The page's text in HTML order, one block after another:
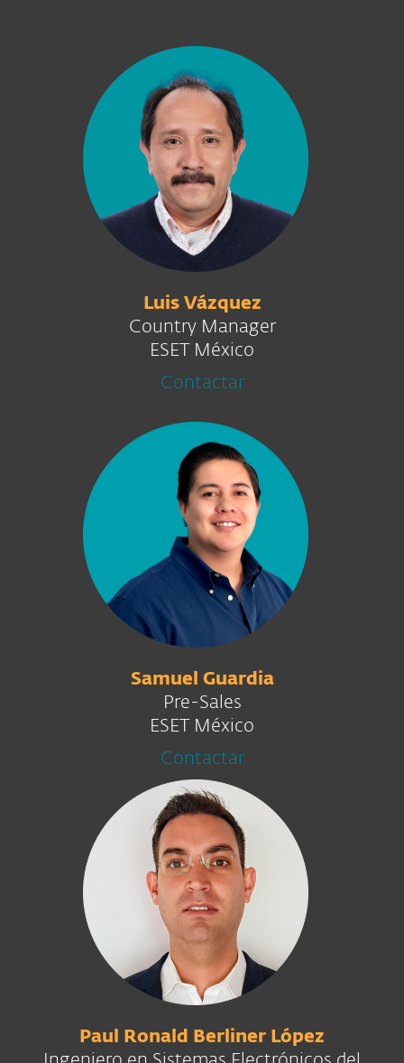
Luis Vázquez
Country Manager
ESET México
Contactar
Samuel Guardia
Pre-Sales
ESET México
Contactar
Paul Ronald Berliner López